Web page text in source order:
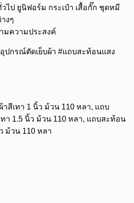
ไป ยูนิฟอร์ม กระเป๋า เสื้อกั๊ก ชุดหมี
งๆ
มความประสงค์
ปกรณ์ตัดเย็บผ้า #แถบสะท้อนแสง
สีเทา 1 นิ้ว ม้วน 110 หลา, แถบ
า 1.5 นิ้ว ม้วน 110 หลา, แถบสะท้อน
ม้วน 110 หลา